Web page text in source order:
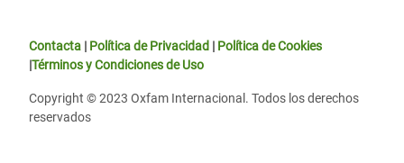
Contacta | Política de Privacidad | Política de Cookies
|Términos y Condiciones de Uso
Copyright © 2023 Oxfam Internacional. Todos los derechos
reservados